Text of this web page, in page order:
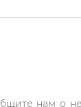
нам о